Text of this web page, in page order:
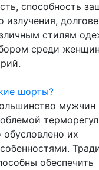
способность
стилям
среди женщин
шорты?
мужчин
их
обеспечить